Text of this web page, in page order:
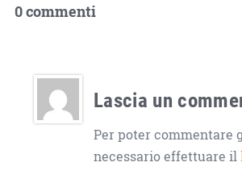
0 commenti
Lascia un
Per poter commentare
necessario effettuare il